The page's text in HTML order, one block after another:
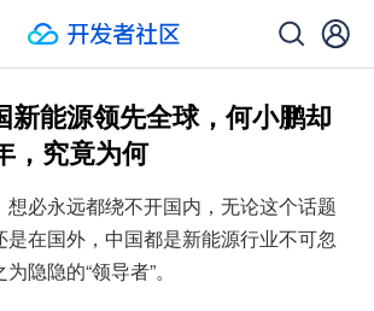
新能源领先全球，何小鹏却
，究竟为何
必永远都绕不开国内，无论这个话题
是在国外，中国都是新能源行业不可忽
隐隐的“领导者”。